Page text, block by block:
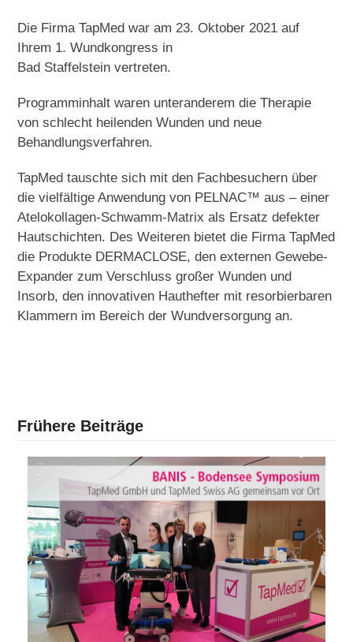
Die Firma TapMed war am 23. Oktober 2021 auf
Ihrem 1. Wundkongress in
Bad Staffelstein vertreten.
Programminhalt waren unteranderem die Therapie
von schlecht heilenden Wunden und neue
Behandlungsverfahren.
TapMed tauschte sich mit den Fachbesuchern über
die vielfältige Anwendung von PELNAC™ aus – einer
Atelokollagen-Schwamm-Matrix als Ersatz defekter
Hautschichten. Des Weiteren bietet die Firma TapMed
die Produkte DERMACLOSE, den externen Gewebe-
Expander zum Verschluss großer Wunden und
Insorb, den innovativen Hauthefter mit resorbierbaren
Klammern im Bereich der Wundversorgung an.
Frühere Beiträge